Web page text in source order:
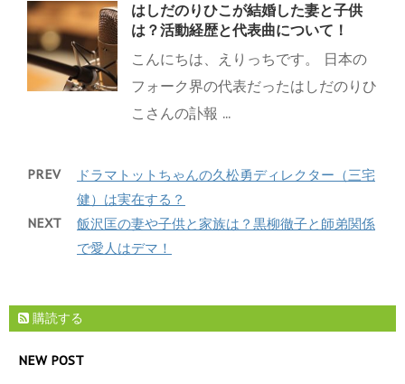
はしだのりひこが結婚した妻と子供
は？活動経歴と代表曲について！
こんにちは、えりっちです。 日本の
フォーク界の代表だったはしだのりひ
こさんの訃報 ...
PREV
ドラマトットちゃんの久松勇ディレクター（三宅
健）は実在する？
NEXT
飯沢匡の妻や子供と家族は？黒柳徹子と師弟関係
で愛人はデマ！
購読する
NEW POST